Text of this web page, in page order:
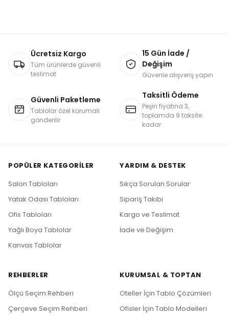
Ücretsiz Kargo
Tüm ürünlerde güvenli
teslimat
15 Gün İade /
Değişim
Güvenle alışveriş yapın
Güvenli Paketleme
Tablolar özel korumalı
gönderilir
Taksitli Ödeme
Peşin fiyatına 3,
toplamda 9 taksite
kadar
POPÜLER KATEGORILER
Salon Tabloları
Yatak Odası Tabloları
Ofis Tabloları
Yağlı Boya Tablolar
Kanvas Tablolar
YARDIM & DESTEK
Sıkça Sorulan Sorular
Sipariş Takibi
Kargo ve Teslimat
İade ve Değişim
REHBERLER
Ölçü Seçim Rehberi
Çerçeve Seçim Rehberi
KURUMSAL & TOPTAN
Oteller İçin Tablo Çözümleri
Ofisler İçin Tablo Modelleri